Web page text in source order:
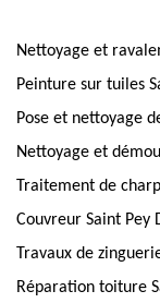
Nettoyage et
Peinture sur tuiles
Pose et nettoyage
Nettoyage et
Traitement de
Couvreur Saint Pey
Travaux de
Réparation toiture